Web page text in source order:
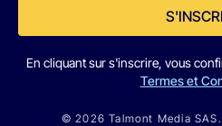
En cliquant sur s'inscrire, vous
Termes et
© 2026 Talmont Media